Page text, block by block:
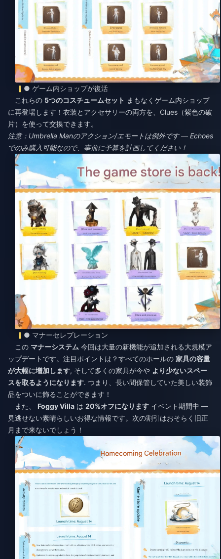
● ゲーム内ショップが復活
これらの 5つのコスチュームセット まもなくゲーム内ショップ
に再登場します！衣装とアクセサリーの両方を、Clues（紫色の破
片）を使って交換できます。
注意：Umbrella Manのアクション/エモートは例外です — Echoes
でのみ購入可能なので、事前に予算を計画してください！
● マナーセレブレーション
この マナーシステム 今回は大量の新機能が追加される大規模ア
ップデートです。注目ポイントは？すべてのホールの 家具の容量
が大幅に増加します, そして多くの家具が今や より少ないスペー
スを取るようになります. つまり、長い間保管していた美しい装飾
品をついに飾ることができます！
また、 Foggy Villa は 20%オフになります イベント期間中 —
見逃せない素晴らしいお得な情報です。次の割引はおそらく旧正
月まで来ないでしょう！